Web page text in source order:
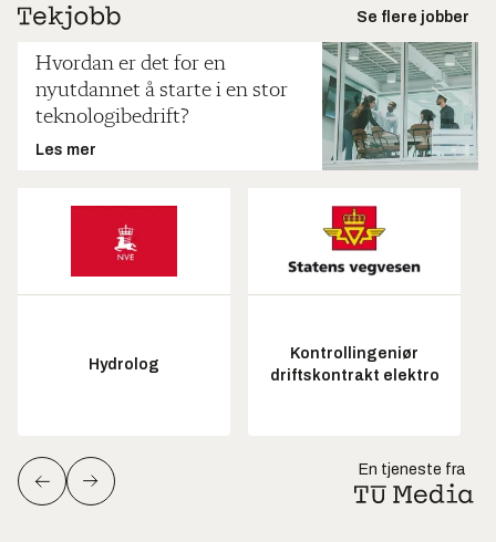
Se flere jobber
Hvordan er det for en
nyutdannet å starte i en stor
teknologibedrift?
Les mer
Hydrolog
Kontrollingeniør
driftskontrakt elektro
En tjeneste fra